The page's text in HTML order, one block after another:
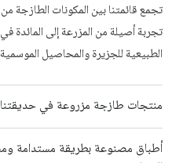
تجمع قائمتنا بين المكونات الطازجة
تجربة أصيلة من المزرعة إلى المائدة
الطبيعية للجزيرة والمحاصيل
منتجات طازجة مزروعة في
أطباق مصنوعة بطريقة مستدامة